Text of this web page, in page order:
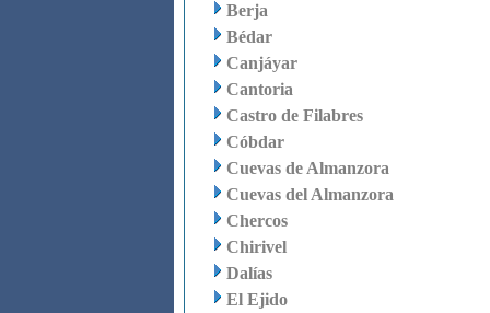
Berja
Bédar
Canjáyar
Cantoria
Castro de Filabres
Cóbdar
Cuevas de Almanzora
Cuevas del Almanzora
Chercos
Chirivel
Dalías
El Ejido